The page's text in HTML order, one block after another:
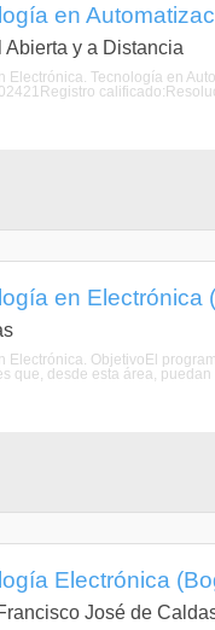
en
y a Distancia
Electrónica. Tecnología en
en Electrónica
Electrónica. ObjetivoEl
que, desde esta área,
Electrónica
José de